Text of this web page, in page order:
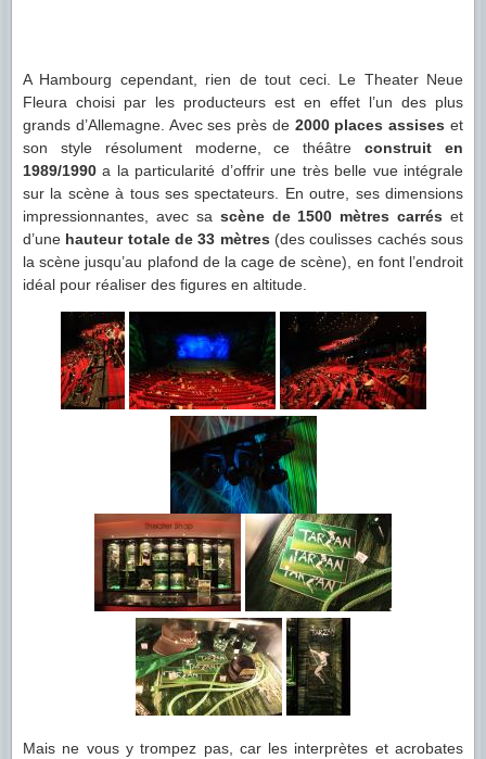
A Hambourg cependant, rien de tout ceci. Le Theater Neue
Fleura choisi par les producteurs est en effet l’un des plus
grands d’Allemagne. Avec ses près de 2000 places assises et
son style résolument moderne, ce théâtreconstruit en
1989/1990 a la particularité d’offrir une très belle vue intégrale
sur la scène à tous ses spectateurs. En outre, ses dimensions
impressionnantes, avec sa scène de 1500 mètres carrés et
d’une hauteur totale de 33 mètres (des coulisses cachés sous
la scène jusqu’au plafond de la cage de scène), en font l’endroit
idéal pour réaliser des figures en altitude.
Mais ne vous y trompez pas, car les interprètes et acrobates